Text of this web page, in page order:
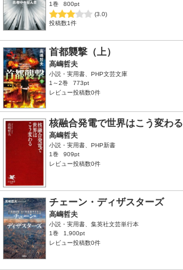
1巻
800pt
(3.0)
投稿数1件
首都襲撃（上）
高嶋哲夫
小説・実用書、PHP文芸文庫
1～2巻
773pt
レビュー投稿数0件
核融合発電で世界はこう変わる
高嶋哲夫
小説・実用書、PHP新書
1巻
909pt
レビュー投稿数0件
チェーン・ディザスターズ
高嶋哲夫
小説・実用書、集英社文芸単行本
1巻
1,900pt
レビュー投稿数0件